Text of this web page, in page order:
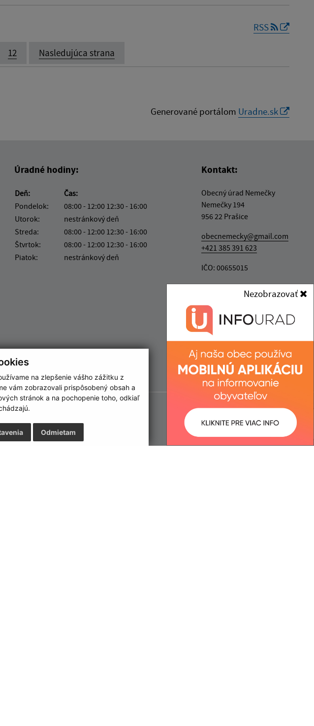
na zlepšenie vášho zážitku z
vám zobrazovali prispôsobený obsah a
stránok a na pochopenie toho, odkiaľ
Odmietam
RSS
12 Nasledujúca strana
Generované portálom Uradne.sk
Úradné hodiny:
Deň:
Čas:
Pondelok:
08:00 - 12:00 12:30 - 16:00
Utorok:
nestránkový deň
Streda:
08:00 - 12:00 12:30 - 16:00
Štvrtok:
08:00 - 12:00 12:30 - 16:00
Piatok:
nestránkový deň
Kontakt:
Obecný úrad Nemečky
Nemečky 194
956 22 Prašice
obecnemecky@gmail.com
+421 385 391 623
IČO: 00655015
Nezobrazovať